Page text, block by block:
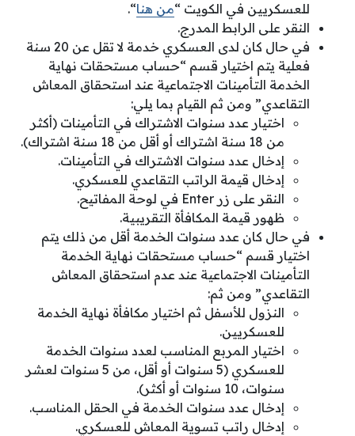
للعسكريين في الكويت “من هنا“.
النقر على الرابط المدرج.
في حال كان لدى العسكري خدمة لا تقل عن 20 سنة
فعلية يتم اختيار قسم “حساب مستحقات نهاية
الخدمة التأمينات الاجتماعية عند استحقاق المعاش
التقاعدي” ومن ثم القيام بما يلي:
اختيار عدد سنوات الاشتراك في التأمينات (أكثر
من 18 سنة اشتراك أو أقل من 18 سنة اشتراك).
إدخال عدد سنوات الاشتراك في التأمينات.
إدخال قيمة الراتب التقاعدي للعسكري.
النقر على زر Enter في لوحة المفاتيح.
ظهور قيمة المكافأة التقريبية.
في حال كان عدد سنوات الخدمة أقل من ذلك يتم
اختيار قسم “حساب مستحقات نهاية الخدمة
التأمينات الاجتماعية عند عدم استحقاق المعاش
التقاعدي” ومن ثم:
النزول للأسفل ثم اختيار مكافأة نهاية الخدمة
للعسكريين.
اختيار المربع المناسب لعدد سنوات الخدمة
للعسكري (5 سنوات أو أقل، من 5 سنوات لعشر
سنوات، 10 سنوات أو أكثر).
إدخال عدد سنوات الخدمة في الحقل المناسب.
إدخال راتب تسوية المعاش للعسكري.